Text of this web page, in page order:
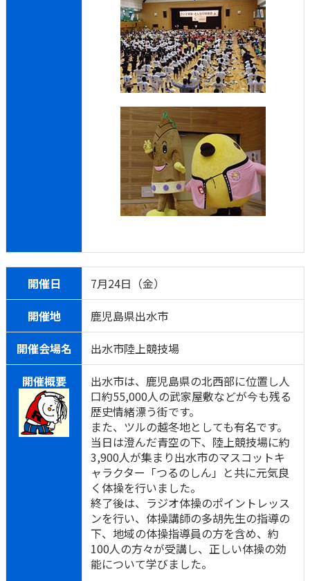
開催日
7月24日（金）
開催地
鹿児島県出水市
開催会場名
出水市陸上競技場
開催概要
出水市は、鹿児島県の北西部に位置し人
口約55,000人の武家屋敷などが今も残る
歴史情緒漂う街です。
また、ツルの越冬地としても有名です。
当日は澄んだ青空の下、陸上競技場に約
3,900人が集まり出水市のマスコットキ
ャラクター「つるのしん」と共に元気良
く体操を行いました。
終了後は、ラジオ体操のポイントレッス
ンを行い、体操講師の多胡先生の指導の
下、地域の体操指導員の方を含め、約
100人の方々が受講し、正しい体操の効
能について学びました。